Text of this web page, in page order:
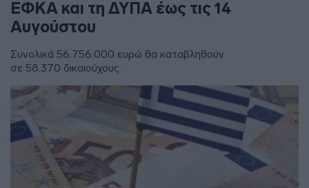
ΕΦΚΑ και τη ΔΥΠΑ έως τις 14
Αυγούστου
Συνολικά 56.756.000 ευρώ θα καταβληθούν
σε 58.370 δικαιούχους